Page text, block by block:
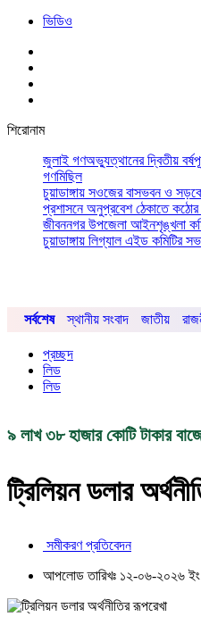
ভিডিও
শিরোনাম
জুলাই গণঅভ্যুত্থানের দ্বিতীয়
গণমিছিল
চুয়াডাঙ্গায় সওজের বাসভবন ও
প্রশাসনে অনুপ্রবেশ ঠেকাতে কঠোর
জীবননগর উপজেলা আইনশৃঙ্খলা
চুয়াডাঙ্গায় লিগ্যাল এইড কমিটির
সর্বশেষ স্থানীয় সংবাদ জাতীয়
প্রচ্ছদ
লিড
লিড
৯ লাখ ৩৮ হাজার কোটি টাকার
ট্রিলিয়ন ডলার
সমীকরণ প্রতিবেদন
আপলোড তারিখঃ ১২-০৬-২০২৬ ইং